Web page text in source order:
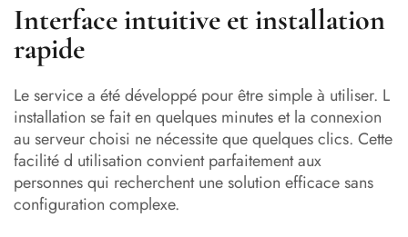
Interface intuitive et installation
rapide
Le service a été développé pour être simple à utiliser. L
installation se fait en quelques minutes et la connexion
au serveur choisi ne nécessite que quelques clics. Cette
facilité d utilisation convient parfaitement aux
personnes qui recherchent une solution efficace sans
configuration complexe.